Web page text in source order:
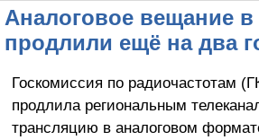
Аналоговое вещание в
продлили ещё на два
Госкомиссия по радиочастотам
продлила региональным
трансляцию в аналоговом